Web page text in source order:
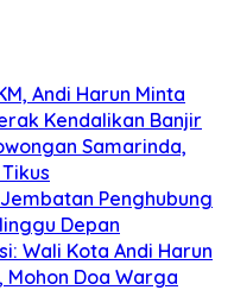
Andi Harun Minta
Kendalikan Banjir
Samarinda,
Penghubung
Depan
Wali Kota Andi Harun
Mohon Doa Warga